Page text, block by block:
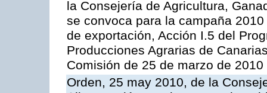
la Consejería de Agricultura,
se convoca para la campaña
de exportación, Acción I.5 del
Producciones Agrarias de
Comisión de 25 de marzo de 2010
Orden, 25 may 2010, de la